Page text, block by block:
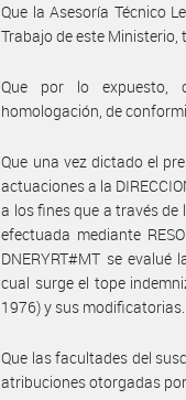
Que la Asesoría Técnico
Trabajo de este
Que por lo expuesto,
homologación, de
Que una vez dictado el
actuaciones a la
a los fines que a través
efectuada mediante
DNERYRT#MT se
cual surge el tope
1976) y sus modificatorias.
Que las facultades del
atribuciones otorgadas por